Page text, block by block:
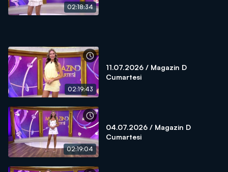
02:18:34
02:19:43
11.07.2026 / Magazin D
Cumartesi
02:19:04
04.07.2026 / Magazin D
Cumartesi